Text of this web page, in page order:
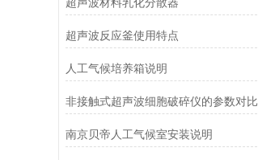
超声波反应釜使用特点
人工气候培养箱说明
非接触式超声波细胞破碎仪的参数对比
南京贝帝人工气候室安装说明